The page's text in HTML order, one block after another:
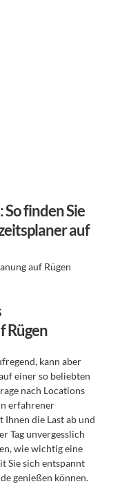
finden Sie
auf
auf Rügen
Rügen
kann aber
einer so beliebten
nach Locations
Ihnen die Last ab und
Tag unvergesslich
wie wichtig eine
Sie sich entspannt
genießen können.